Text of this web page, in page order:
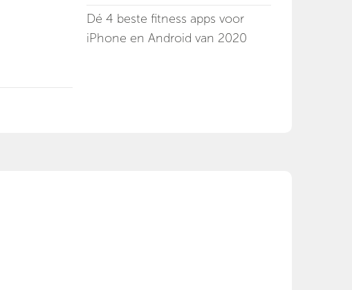
Dé 4 beste fitness apps voor
iPhone en Android van 2020